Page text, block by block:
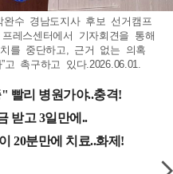
완수 경남도지사 후보 선거캠프
레스센터에서 기자회견을 통해
를 중단하고, 근거 없는 의혹
촉구하고 있다.2026.06.01.